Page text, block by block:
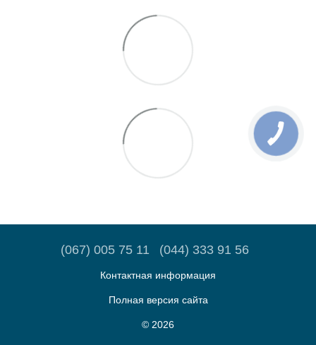
(067) 005 75 11 (044) 333 91 56
Контактная информация
Полная версия сайта
© 2026